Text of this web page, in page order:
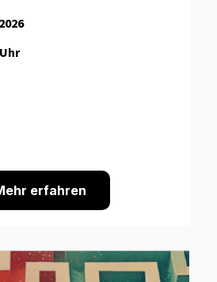
erfahren